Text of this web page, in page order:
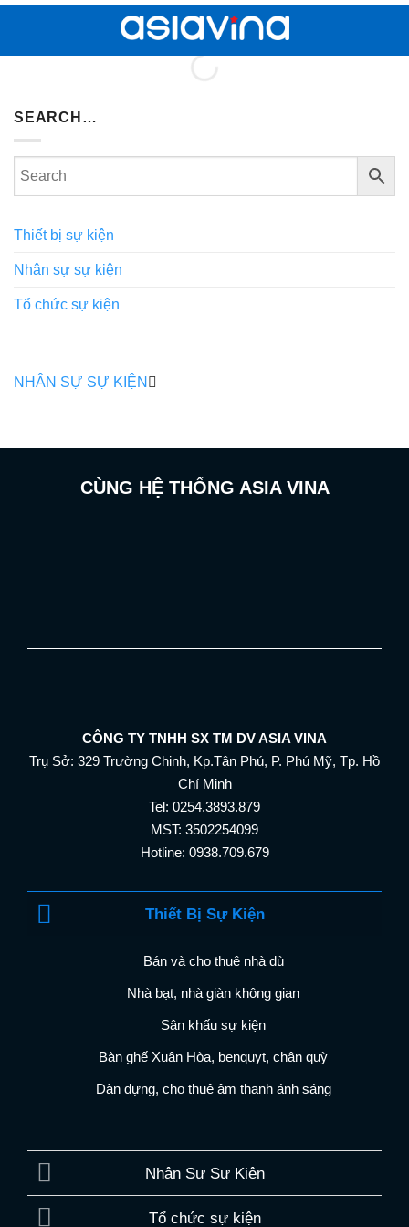
nội
SEARCH…
Thiết bị sự kiện
Nhân sự sự kiện
Tổ chức sự kiện
NHÂN SỰ SỰ KIỆN
CÙNG HỆ THỐNG ASIA VINA
CÔNG TY TNHH SX TM DV ASIA VINA
Trụ Sở: 329 Trường Chinh, Kp.Tân Phú, P. Phú Mỹ, Tp. Hồ
Chí Minh
Tel: 0254.3893.879
MST: 3502254099
Hotline: 0938.709.679
Thiết Bị Sự Kiện
Bán và cho thuê nhà dù
Nhà bạt, nhà giàn không gian
Sân khấu sự kiện
Bàn ghế Xuân Hòa, benquyt, chân quỳ
Dàn dựng, cho thuê âm thanh ánh sáng
Nhân Sự Sự Kiện
Tổ chức sự kiện